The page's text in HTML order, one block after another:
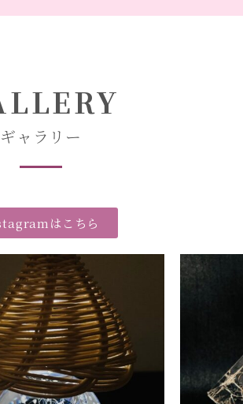
ギャラリー
はこちら